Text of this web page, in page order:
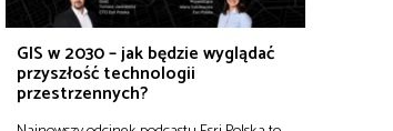
GIS w 2030 – jak będzie wyglądać
przyszłość technologii
przestrzennych?